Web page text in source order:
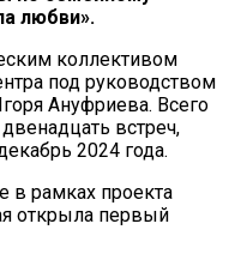
любви».
коллективом
под руководством
Ануфриева. Всего
встреч,
2024 года.
в рамках проекта
открыла первый